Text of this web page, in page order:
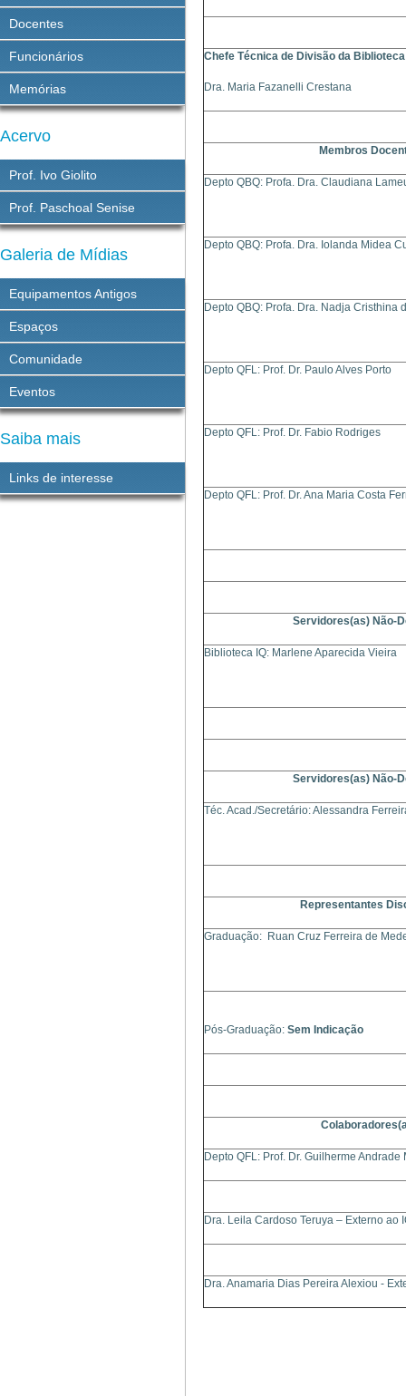
Docentes
Funcionários
Memórias
Acervo
Prof. Ivo Giolito
Prof. Paschoal Senise
Galeria de Mídias
Equipamentos Antigos
Espaços
Comunidade
Eventos
Saiba mais
Links de interesse
Chefe Técnica de Divisão da
Dra. Maria Fazanelli Crestana
Membros
Depto QBQ: Profa. Dra. Claudiana
Depto QBQ: Profa. Dra. Iolanda Midea
Depto QBQ: Profa. Dra. Nadja Cristhina
Depto QFL: Prof. Dr. Paulo Alves Porto
Depto QFL: Prof. Dr. Fabio Rodriges
Depto QFL: Prof. Dr. Ana Maria Costa
Servidores(as) Não-
Biblioteca IQ: Marlene Aparecida Vieira
Servidores(as) Não-
Téc. Acad./Secretário: Alessandra
Representantes
Graduação: Ruan Cruz Ferreira de
Pós-Graduação: Sem Indicação
Depto QFL: Prof. Dr. Guilherme Andrade
Dra. Leila Cardoso Teruya – Externo ao
Dra. Anamaria Dias Pereira Alexiou -